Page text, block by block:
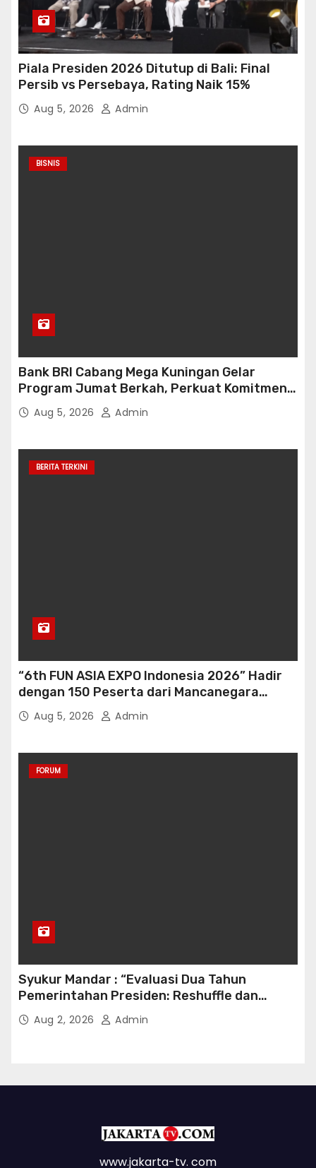
Piala Presiden 2026 Ditutup di Bali: Final
Persib vs Persebaya, Rating Naik 15%
Aug 5, 2026 Admin
BISNIS
Bank BRI Cabang Mega Kuningan Gelar
Program Jumat Berkah, Perkuat Komitmen
untuk Saling Berbagai Kepada Masyarakat
Sekitar Kawasan Mega Kuningan
Aug 5, 2026 Admin
BERITA TERKINI
“6th FUN ASIA EXPO Indonesia 2026” Hadir
dengan 150 Peserta dari Mancanegara
perkuat Industri Taman Rekreasi Ekosistem
Pariwisata di Tanah Air
Aug 5, 2026 Admin
FORUM
Syukur Mandar : “Evaluasi Dua Tahun
Pemerintahan Presiden: Reshuffle dan
Efisiensi Kabinet Gemuk”
Aug 2, 2026 Admin
www.jakarta-tv. com